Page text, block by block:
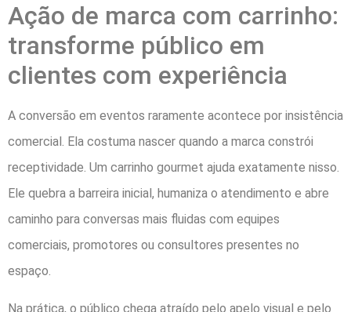
Ação de marca com carrinho:
transforme público em
clientes com experiência
A conversão em eventos raramente acontece por insistência
comercial. Ela costuma nascer quando a marca constrói
receptividade. Um carrinho gourmet ajuda exatamente nisso.
Ele quebra a barreira inicial, humaniza o atendimento e abre
caminho para conversas mais fluidas com equipes
comerciais, promotores ou consultores presentes no
espaço.
Na prática, o público chega atraído pelo apelo visual e pelo